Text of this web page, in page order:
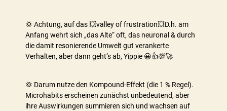
💢 Achtung, auf das 💥valley of frustration💥D.h. am
Anfang wehrt sich „das Alte“ oft, das neuronal & durch
die damit resonierende Umwelt gut verankerte
Verhalten, aber dann geht’s ab, Yippie 😀👍💯🚀
💢 Darum nutze den Kompound-Effekt (die 1 % Regel).
Microhabits erscheinen zunächst unbedeutend, aber
ihre Auswirkungen summieren sich und wachsen auf